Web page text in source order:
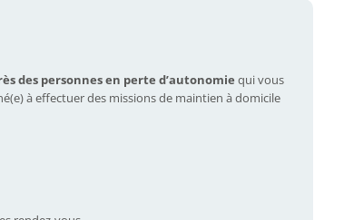
des personnes en perte d’autonomie qui vous
à effectuer des missions de maintien à domicile